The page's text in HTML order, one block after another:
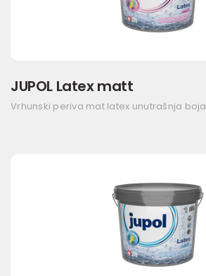
JUPOL Latex matt
Vrhunski periva mat latex unutrašnja boja